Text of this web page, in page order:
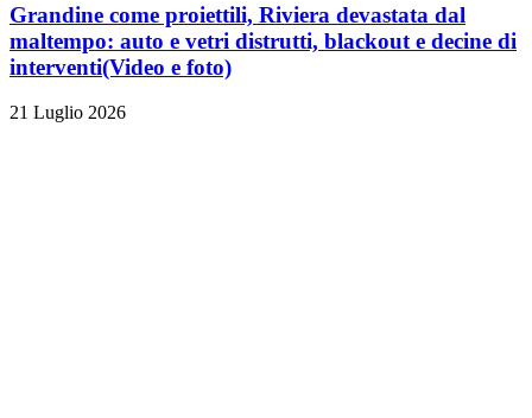
Grandine come proiettili, Riviera devastata dal
maltempo: auto e vetri distrutti, blackout e decine di
interventi(Video e foto)
21 Luglio 2026